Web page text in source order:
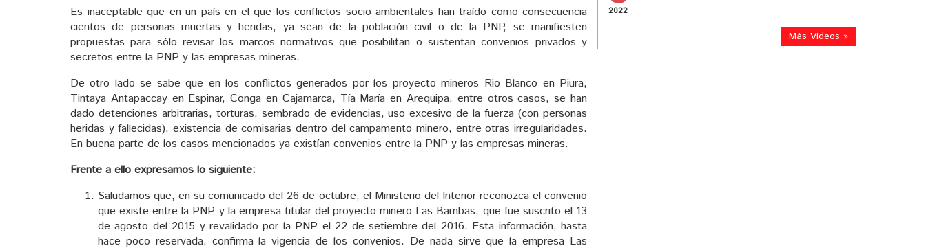
Es inaceptable que en un país en el que los conflictos socio ambientales han traído como consecuencia
cientos de personas muertas y heridas, ya sean de la población civil o de la PNP, se manifiesten
propuestas para sólo revisar los marcos normativos que posibilitan o sustentan convenios privados y
secretos entre la PNP y las empresas mineras.
De otro lado se sabe que en los conflictos generados por los proyecto mineros Rio Blanco en Piura,
Tintaya Antapaccay en Espinar, Conga en Cajamarca, Tía María en Arequipa, entre otros casos, se han
dado detenciones arbitrarias, torturas, sembrado de evidencias, uso excesivo de la fuerza (con personas
heridas y fallecidas), existencia de comisarias dentro del campamento minero, entre otras irregularidades.
En buena parte de los casos mencionados ya existían convenios entre la PNP y las empresas mineras.
Frente a ello expresamos lo siguiente:
Saludamos que, en su comunicado del 26 de octubre, el Ministerio del Interior reconozca el convenio
que existe entre la PNP y la empresa titular del proyecto minero Las Bambas, que fue suscrito el 13
de agosto del 2015 y revalidado por la PNP el 22 de setiembre del 2016. Esta información, hasta
hace poco reservada, confirma la vigencia de los convenios. De nada sirve que la empresa Las
2022
Más Videos »